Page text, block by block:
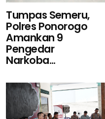
Tumpas Semeru,
Polres Ponorogo
Amankan 9
Pengedar
Narkoba...